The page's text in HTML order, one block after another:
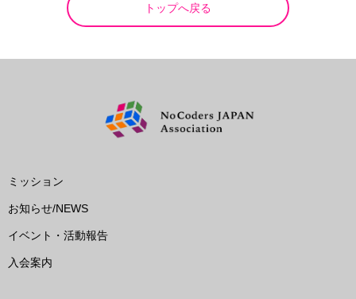
トップへ戻る
ミッション
お知らせ/NEWS
イベント・活動報告
入会案内